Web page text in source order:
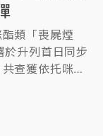
酯類「喪屍煙
升列首日同步
查獲依托咪酯
咪酯類毒品